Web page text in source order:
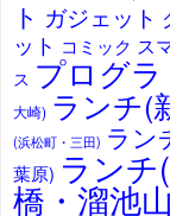
ト ガジェット
ット コミック ス
ス プログ
大崎) ランチ(
(浜松町・三田) ラン
葉原) ランチ
橋・溜池